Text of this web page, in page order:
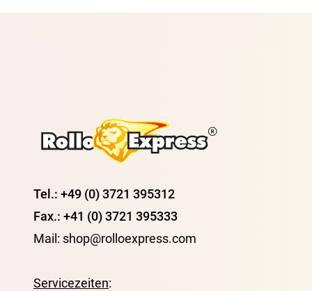
Tel.: +49 (0) 3721 395312
Fax.: +41 (0) 3721 395333
Mail: shop@rolloexpress.com
Servicezeiten: